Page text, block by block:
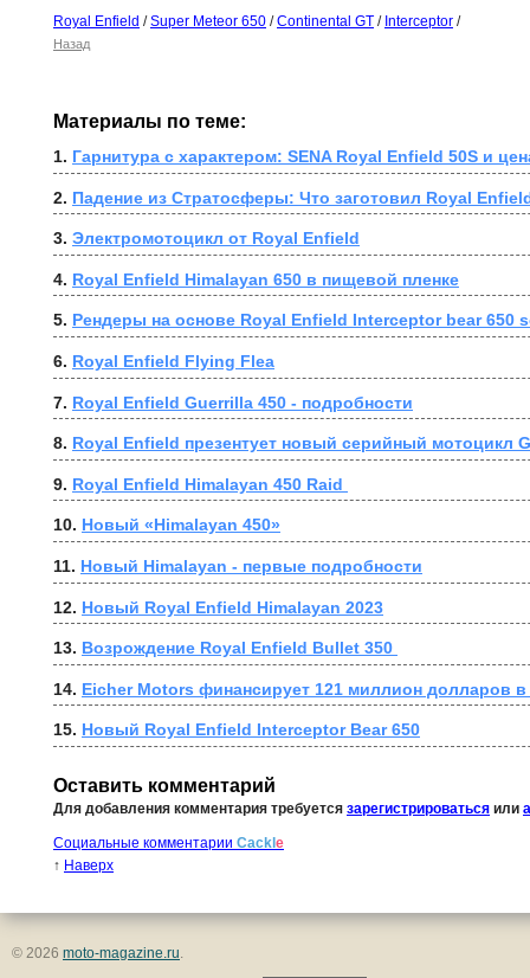
Royal Enfield /Super Meteor 650 /Continental GT / Interceptor /
Назад
Материалы по теме:
1. Гарнитура с характером: SENA Royal Enfield 50S и
2. Падение из Стратосферы: Что заготовил Royal
3. Электромотоцикл от Royal Enfield
4. Royal Enfield Himalayan 650 в пищевой пленке
5. Рендеры на основе Royal Enfield Interceptor bear 650
6. Royal Enfield Flying Flea
7. Royal Enfield Guerrilla 450 - подробности
8. Royal Enfield презентует новый серийный мотоцикл
9. Royal Enfield Himalayan 450 Raid
10. Новый «Himalayan 450»
11. Новый Himalayan - первые подробности
12. Новый Royal Enfield Himalayan 2023
13. Возрождение Royal Enfield Bullet 350
14. Eicher Motors финансирует 121 миллион долларов
15. Новый Royal Enfield Interceptor Bear 650
Оставить комментарий
Для добавления комментария требуется зарегистрироваться или
Социальные комментарии Cackl e
↑ Наверх
© 2026 moto-magazine.ru.